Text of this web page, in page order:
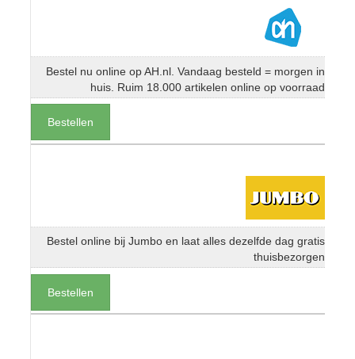
Bestel nu online op AH.nl. Vandaag besteld = morgen in
huis. Ruim 18.000 artikelen online op voorraad
Bestellen
Bestel online bij Jumbo en laat alles dezelfde dag gratis
thuisbezorgen
Bestellen